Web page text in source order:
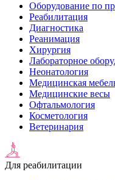
Оборудование по
Реабилитация
Диагностика
Реанимация
Хирургия
Лабораторное
Неонатология
Медицинская
Медицинские весы
Офтальмология
Косметология
Ветеринария
Для реабилитации